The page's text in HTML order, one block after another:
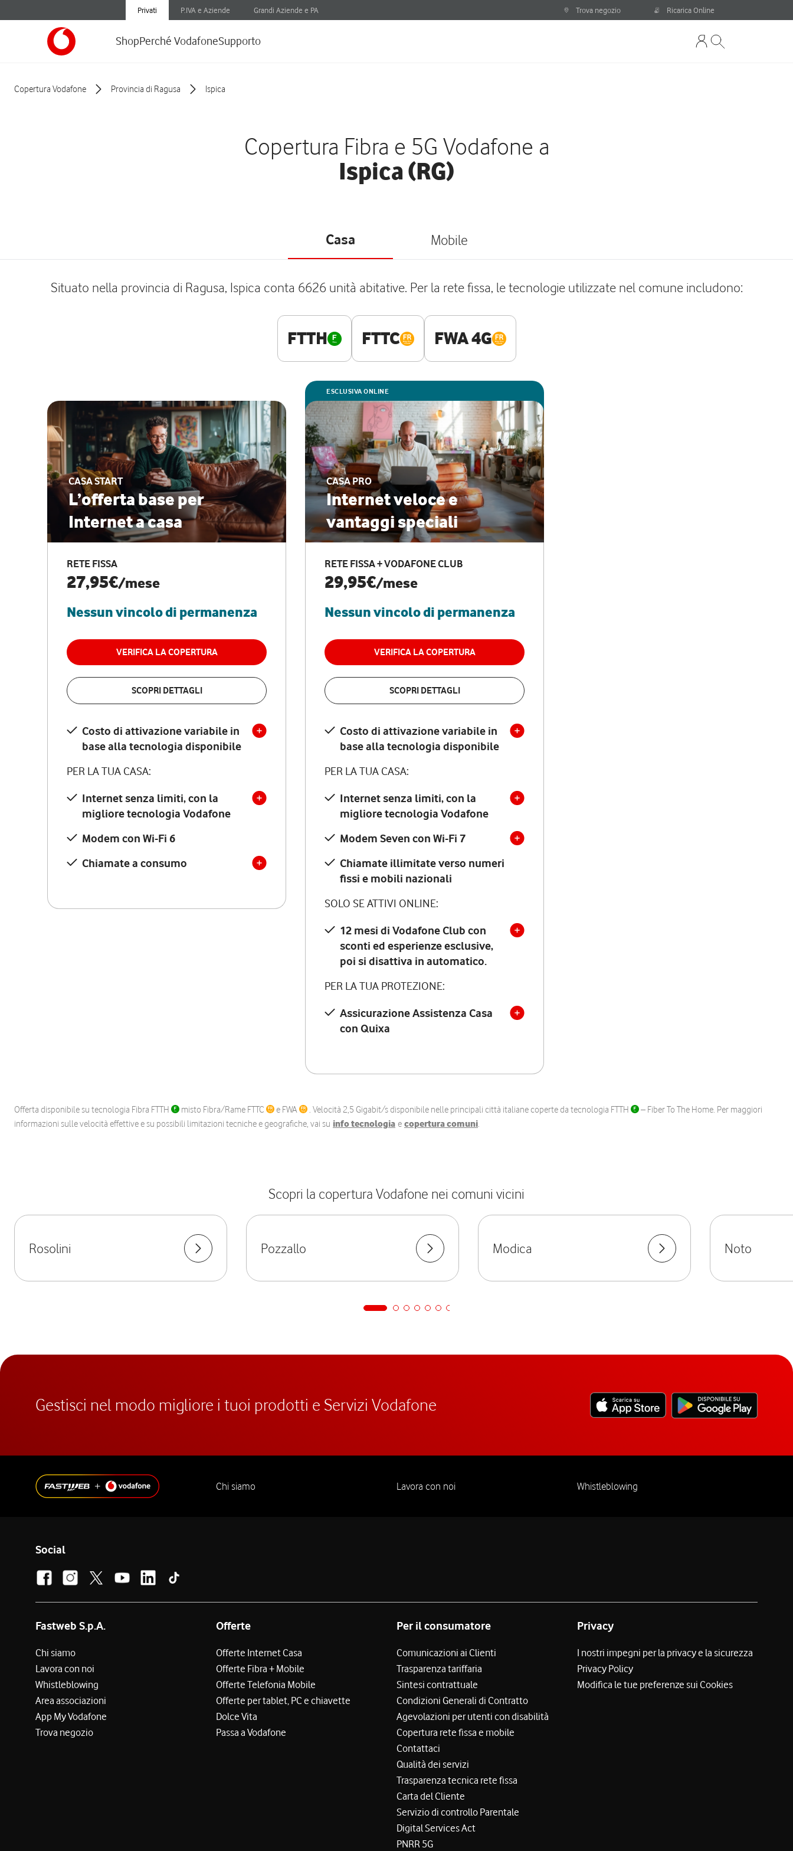
Privati P.IVA e Aziende Grandi Aziende e PA Trova negozio Ricarica Online
ShopPerché VodafoneSupporto
Copertura Vodafone Provincia di Ragusa Ispica
Copertura Fibra e 5G Vodafone a
Ispica (RG)
Casa Mobile
Situato nella provincia di Ragusa, Ispica conta 6626 unità abitative. Per la rete fissa, le tecnologie utilizzate nel comune includono:
FTTH FTTC FWA 4G
CASA START
L’offerta base per
Internet a casa
RETE FISSA
27,95€/mese
Nessun vincolo di permanenza
VERIFICA LA COPERTURA
SCOPRI DETTAGLI
Costo di attivazione variabile in
base alla tecnologia disponibile
PER LA TUA CASA:
Internet senza limiti, con la
migliore tecnologia Vodafone
Modem con Wi-Fi 6
Chiamate a consumo
ESCLUSIVA ONLINE
CASA PRO
Internet veloce e
vantaggi speciali
RETE FISSA + VODAFONE CLUB
29,95€/mese
Nessun vincolo di permanenza
VERIFICA LA COPERTURA
SCOPRI DETTAGLI
Costo di attivazione variabile in
base alla tecnologia disponibile
PER LA TUA CASA:
Internet senza limiti, con la
migliore tecnologia Vodafone
Modem Seven con Wi-Fi 7
Chiamate illimitate verso numeri
fissi e mobili nazionali
SOLO SE ATTIVI ONLINE:
12 mesi di Vodafone Club con
sconti ed esperienze esclusive,
poi si disattiva in automatico.
PER LA TUA PROTEZIONE:
Assicurazione Assistenza Casa
con Quixa
Offerta disponibile su tecnologia Fibra FTTH misto Fibra/Rame FTTC e FWA . Velocità 2,5 Gigabit/s disponibile nelle principali città italiane coperte da tecnologia FTTH
– Fiber To The Home. Per maggiori
informazioni sulle velocità effettive e su possibili limitazioni tecniche e geografiche, vai su info tecnologia e copertura comuni.
Scopri la copertura Vodafone nei comuni vicini
Rosolini Pozzallo Modica Noto
Gestisci nel modo migliore i tuoi prodotti e Servizi Vodafone
Chi siamo Lavora con noi Whistleblowing
Social
Fastweb S.p.A.
Chi siamo
Lavora con noi
Whistleblowing
Area associazioni
App My Vodafone
Trova negozio
Offerte
Offerte Internet Casa
Offerte Fibra + Mobile
Offerte Telefonia Mobile
Offerte per tablet, PC e chiavette
Dolce Vita
Passa a Vodafone
Per il consumatore
Comunicazioni ai Clienti
Trasparenza tariffaria
Sintesi contrattuale
Condizioni Generali di Contratto
Agevolazioni per utenti con disabilità
Copertura rete fissa e mobile
Contattaci
Qualità dei servizi
Trasparenza tecnica rete fissa
Carta del Cliente
Servizio di controllo Parentale
Digital Services Act
PNRR 5G
Privacy
I nostri impegni per la privacy e la sicurezza
Privacy Policy
Modifica le tue preferenze sui Cookies